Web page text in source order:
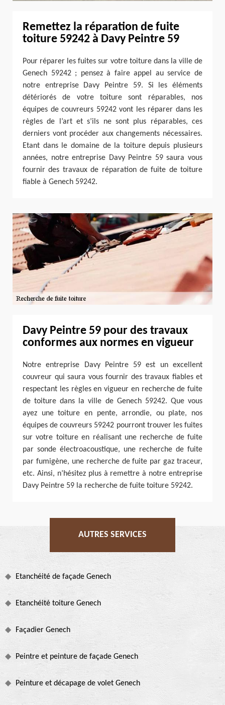
Remettez la réparation de fuite
toiture 59242 à Davy Peintre 59
Pour réparer les fuites sur votre toiture dans la ville de
Genech 59242 ; pensez à faire appel au service de
notre entreprise Davy Peintre 59. Si les éléments
détériorés de votre toiture sont réparables, nos
équipes de couvreurs 59242 vont les réparer dans les
règles de l’art et s’ils ne sont plus réparables, ces
derniers vont procéder aux changements nécessaires.
Etant dans le domaine de la toiture depuis plusieurs
années, notre entreprise Davy Peintre 59 saura vous
fournir des travaux de réparation de fuite de toiture
fiable à Genech 59242.
Davy Peintre 59 pour des travaux
conformes aux normes en vigueur
Notre entreprise Davy Peintre 59 est un excellent
couvreur qui saura vous fournir des travaux fiables et
respectant les règles en vigueur en recherche de fuite
de toiture dans la ville de Genech 59242. Que vous
ayez une toiture en pente, arrondie, ou plate, nos
équipes de couvreurs 59242 pourront trouver les fuites
sur votre toiture en réalisant une recherche de fuite
par sonde électroacoustique, une recherche de fuite
par fumigène, une recherche de fuite par gaz traceur,
etc. Ainsi, n’hésitez plus à remettre à notre entreprise
Davy Peintre 59 la recherche de fuite toiture 59242.
AUTRES SERVICES
Etanchéité de façade Genech
Etanchéité toiture Genech
Façadier Genech
Peintre et peinture de façade Genech
Peinture et décapage de volet Genech